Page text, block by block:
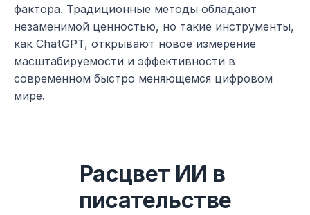
фактора. Традиционные методы обладают
незаменимой ценностью, но такие инструменты,
как ChatGPT, открывают новое измерение
масштабируемости и эффективности в
современном быстро меняющемся цифровом
мире.
Расцвет ИИ в
писательстве